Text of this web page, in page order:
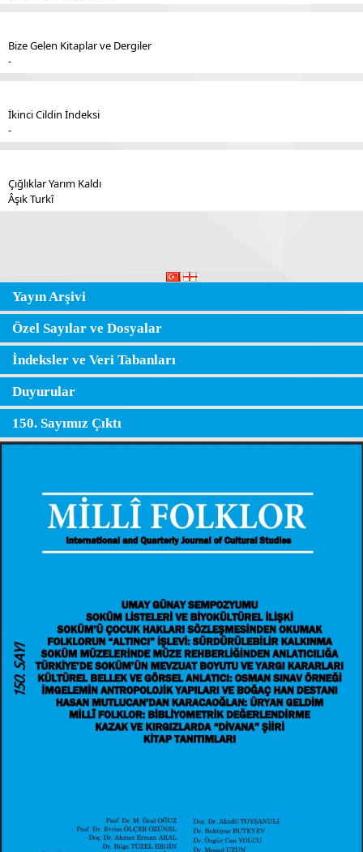
Bize Gelen Kitaplar ve Dergiler
-
İkinci Cildin İndeksi
-
Çığlıklar Yarım Kaldı
Âşık Turkî
Yayın Arşivi
Özel Sayılar ve Dosyalar
İndeksler ve Veri Tabanları
Duyurular
150. Sayımız Çıktı